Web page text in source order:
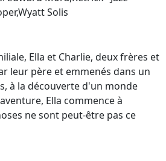
Solis
Ella et Charlie, deux frères et
leur père et emmenés dans un
à la découverte d'un monde
Ella commence à
ne sont peut-être pas ce